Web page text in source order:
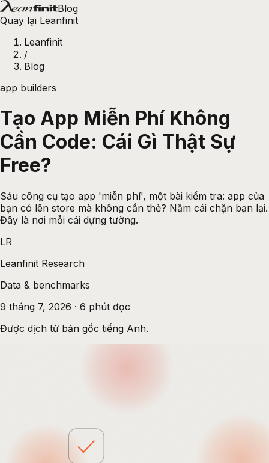
Blog
Quay lại Leanfinit
Leanfinit
/
Blog
app builders
Tạo App Miễn Phí Không
Cần Code: Cái Gì Thật Sự
Free?
Sáu công cụ tạo app 'miễn phí', một bài kiểm tra: app của
bạn có lên store mà không cần thẻ? Năm cái chặn bạn lại.
Đây là nơi mỗi cái dựng tường.
LR
Leanfinit Research
Data & benchmarks
9 tháng 7, 2026 · 6 phút đọc
Được dịch từ bản gốc tiếng Anh.